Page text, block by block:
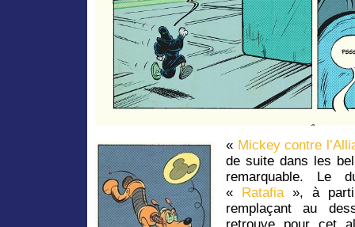
« Mickey contre
de suite dans les
remarquable. Le
« Ratafia », à
remplaçant au
retrouve pour cet